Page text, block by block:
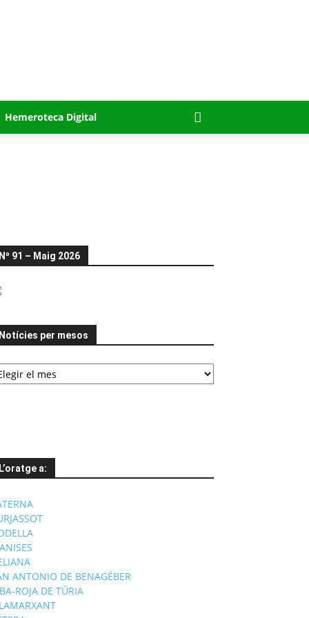
Hemeroteca Digital
Nº 91 – Maig 2026
Notícies per mesos
L’oratge a:
ANTONIO DE BENAGÉBER
ROJA DE TÚRIA